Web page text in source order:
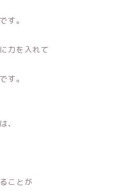
す。
力を入れて
す。
、
ことが